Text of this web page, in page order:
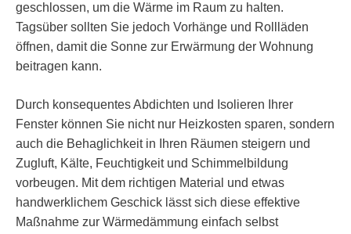
geschlossen, um die Wärme im Raum zu halten.
Tagsüber sollten Sie jedoch Vorhänge und Rollläden
öffnen, damit die Sonne zur Erwärmung der Wohnung
beitragen kann.
Durch konsequentes Abdichten und Isolieren Ihrer
Fenster können Sie nicht nur Heizkosten sparen, sondern
auch die Behaglichkeit in Ihren Räumen steigern und
Zugluft, Kälte, Feuchtigkeit und Schimmelbildung
vorbeugen. Mit dem richtigen Material und etwas
handwerklichem Geschick lässt sich diese effektive
Maßnahme zur Wärmedämmung einfach selbst